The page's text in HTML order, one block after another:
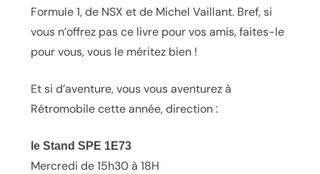
Formule 1, de NSX et de Michel Vaillant. Bref, si
vous n’offrez pas ce livre pour vos amis, faites-le
pour vous, vous le méritez bien !
Et si d’aventure, vous vous aventurez à
Rétromobile cette année, direction :
le Stand SPE 1E73
Mercredi de 15h30 à 18H